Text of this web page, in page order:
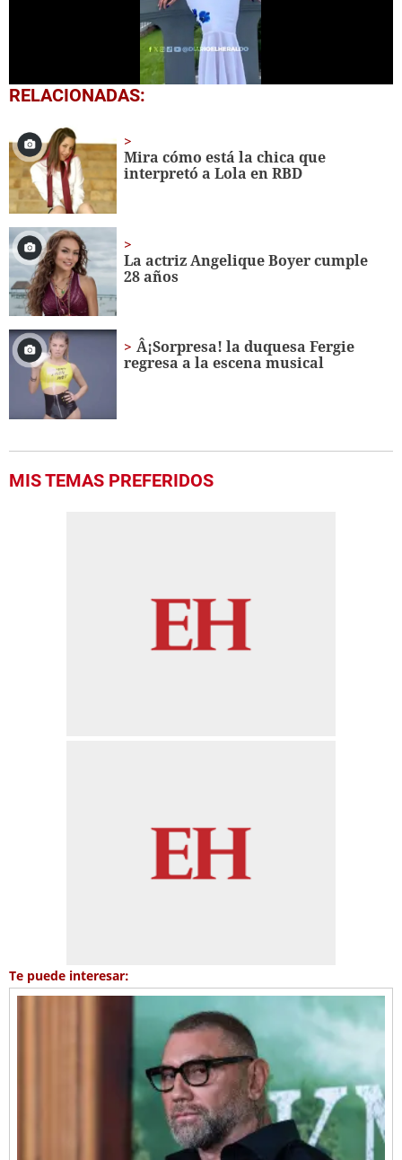
0
seconds
minutes,
14
seconds
RELACIONADAS:
Mira cómo está la chica que
interpretó a Lola en RBD
La actriz Angelique Boyer cumple
28 años
Â¡Sorpresa! la duquesa Fergie
regresa a la escena musical
MIS TEMAS PREFERIDOS
Te puede interesar: